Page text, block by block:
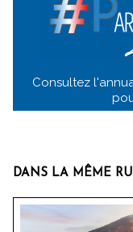
Consultez l'annuaire et découvrez tout ce que vous
DANS LA MÊME